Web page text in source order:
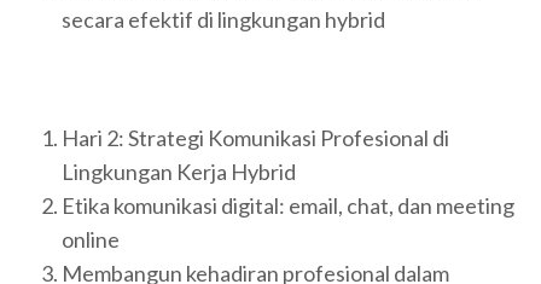
secara efektif di lingkungan hybrid
Hari 2: Strategi Komunikasi Profesional di
Lingkungan Kerja Hybrid
Etika komunikasi digital: email, chat, dan meeting
online
Membangun kehadiran profesional dalam